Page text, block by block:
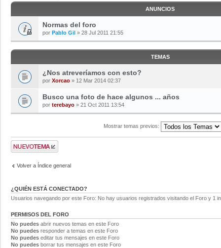
ANUNCIOS
Normas del foro
por Pablo Gil » 28 Jul 2011 21:55
TEMAS
¿Nos atreveríamos con esto?
por Xorcao » 12 Mar 2014 02:37
Busco una foto de hace algunos ... años
por terebayo » 21 Oct 2011 13:54
Mostrar temas previos:
Volver a Índice general
¿QUIÉN ESTÁ CONECTADO?
Usuarios navegando por este Foro: No hay usuarios registrados visitando el Foro y 1
PERMISOS DEL FORO
No puedes abrir nuevos temas en este Foro
No puedes responder a temas en este Foro
No puedes editar tus mensajes en este Foro
No puedes borrar tus mensajes en este Foro